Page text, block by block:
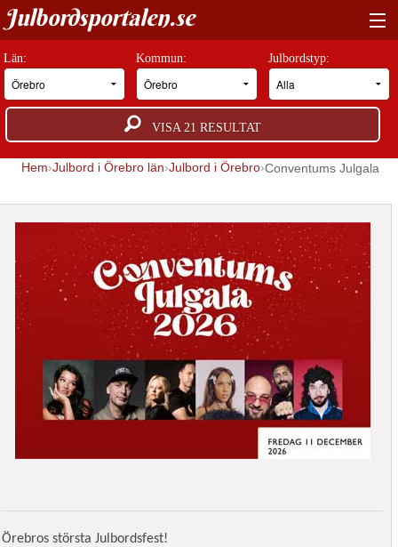
Julbordsportalen.se
HITTA RÄTT JULBORD
BOKNINGSFÖRFRÅGAN
GUIDER
OM OSS
ANNONSERA
Län: Kommun: Julbordstyp:
VISA21 RESULTAT
Hem Julbord i Örebro län Julbord i Örebro Conventums Julgala
Örebros största Julbordsfest!